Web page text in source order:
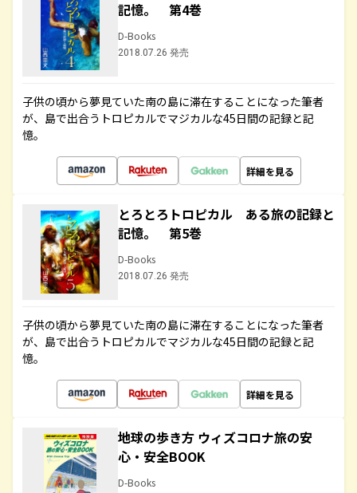
記憶。 第4巻
D-Books
2018.07.26 発売
子供の頃から夢見ていた南の島に滞在することになった筆者
が、島で出合うトロピカルでマジカルな45日間の記録と記
憶。
詳細を見る
とろとろトロピカル ある旅の記録と
記憶。 第5巻
D-Books
2018.07.26 発売
子供の頃から夢見ていた南の島に滞在することになった筆者
が、島で出合うトロピカルでマジカルな45日間の記録と記
憶。
詳細を見る
地球の歩き方 ウィズコロナ旅の安
心・安全BOOK
D-Books